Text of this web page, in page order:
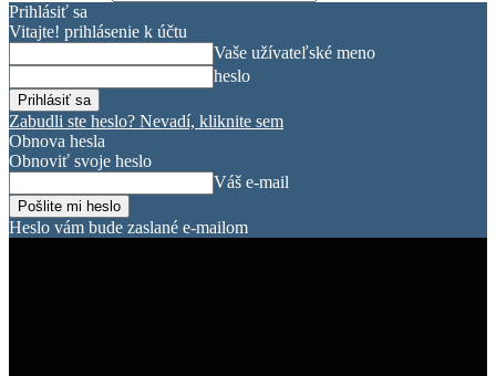
Prihlásiť sa
Vitajte! prihlásenie k účtu
Vaše užívateľské meno
heslo
Zabudli ste heslo? Nevadí, kliknite sem
Obnova hesla
Obnoviť svoje heslo
Váš e-mail
Heslo vám bude zaslané e-mailom